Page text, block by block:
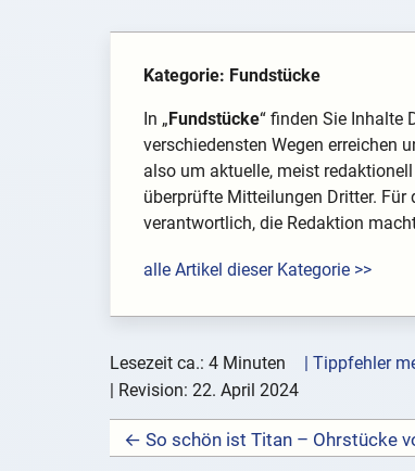
Kategorie: Fundstücke
In „Fundstücke“ finden Sie Inhalte
verschiedensten Wegen erreichen
also um aktuelle, meist
überprüfte Mitteilungen Dritter. Für
verantwortlich, die Redaktion
alle Artikel dieser Kategorie >>
Lesezeit ca.: 4 Minuten | Tippfehler
| Revision: 22. April 2024